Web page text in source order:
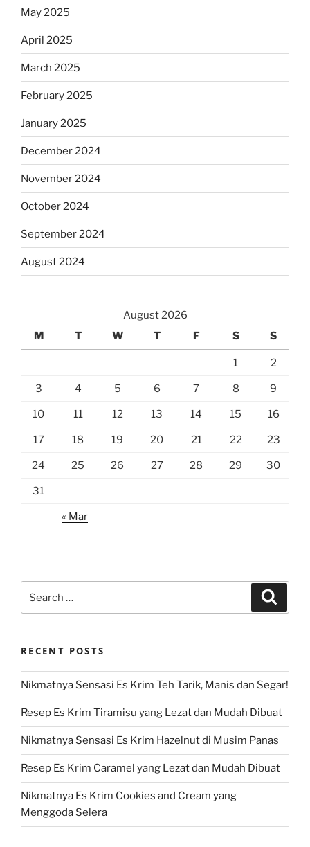
May 2025
April 2025
March 2025
February 2025
January 2025
December 2024
November 2024
October 2024
September 2024
August 2024
August 2026
M
T W T F S S
1 2
3 4 5 6 7 8 9
10 11 12 13 14 15 16
17 18 19 20 21 22 23
24 25 26 27 28 29 30
31
« Mar
for:
RECENT POSTS
Nikmatnya Sensasi Es Krim Teh Tarik, Manis dan Segar!
Resep Es Krim Tiramisu yang Lezat dan Mudah Dibuat
Nikmatnya Sensasi Es Krim Hazelnut di Musim Panas
Resep Es Krim Caramel yang Lezat dan Mudah Dibuat
Nikmatnya Es Krim Cookies and Cream yang
Menggoda Selera